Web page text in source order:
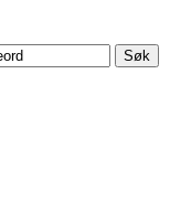
Søk